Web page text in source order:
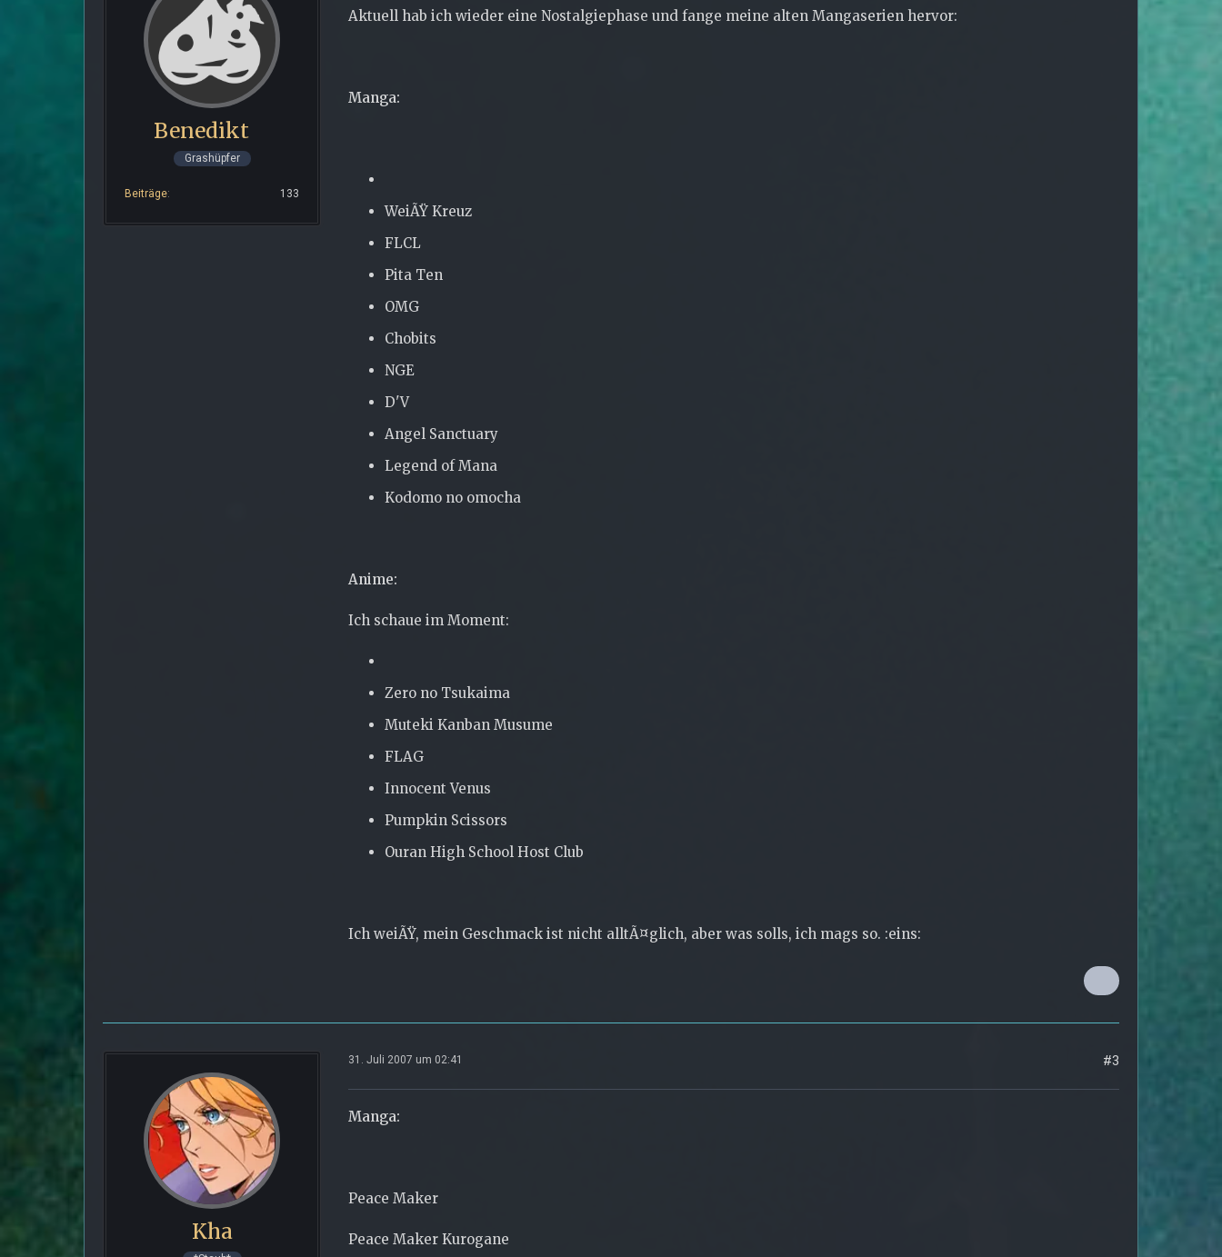
Benedikt
Grashüpfer
Beiträge 133
Aktuell hab ich wieder eine Nostalgiephase und fange meine alten Mangaserien hervor:
Manga:
WeiÃŸ Kreuz
FLCL
Pita Ten
OMG
Chobits
NGE
D'V
Angel Sanctuary
Legend of Mana
Kodomo no omocha
Anime:
Ich schaue im Moment:
Zero no Tsukaima
Muteki Kanban Musume
FLAG
Innocent Venus
Pumpkin Scissors
Ouran High School Host Club
Ich weiÃŸ, mein Geschmack ist nicht alltÃ¤glich, aber was solls, ich mags so. :eins:
Kha
31. Juli 2007 um 02:41 #3
Manga:
Peace Maker
Peace Maker Kurogane